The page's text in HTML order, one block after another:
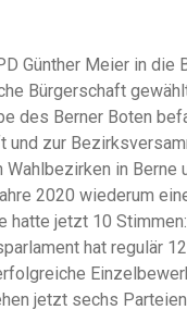
Günther Meier in
Bürgerschaft
des Berner Boten
und zur
in Berne
2020 wiederum
hatte jetzt 10
hat regulär
jetzt sechs